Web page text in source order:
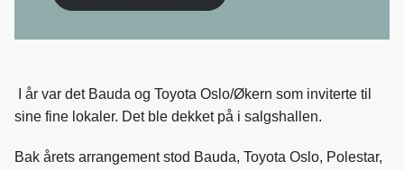
I år var det Bauda og Toyota Oslo/Økern som inviterte til
sine fine lokaler. Det ble dekket på i salgshallen.
Bak årets arrangement stod Bauda, Toyota Oslo, Polestar,